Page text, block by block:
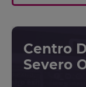
Centro
Severo